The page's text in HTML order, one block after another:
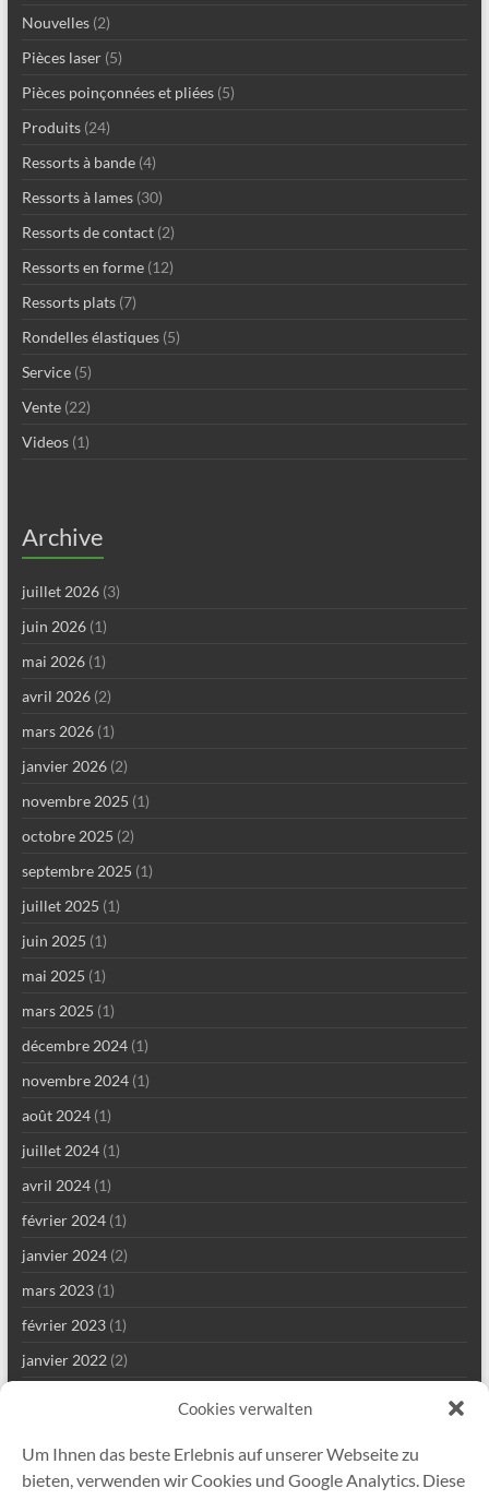
Cookies verwalten
Um Ihnen das beste Erlebnis auf unserer Webseite zu
bieten, verwenden wir Cookies und Google Analytics. Diese
Nouvelles(2)
Pièces laser(5)
Pièces poinçonnées et pliées(5)
Produits(24)
Ressorts à bande(4)
Ressorts à lames(30)
Ressorts de contact(2)
Ressorts en forme(12)
Ressorts plats(7)
Rondelles élastiques(5)
Service(5)
Vente(22)
Videos(1)
Archive
juillet 2026(3)
juin 2026(1)
mai 2026(1)
avril 2026(2)
mars 2026(1)
janvier 2026(2)
novembre 2025 (1)
octobre 2025 (2)
septembre 2025 (1)
juillet 2025 (1)
juin 2025 (1)
mai 2025 (1)
mars 2025 (1)
décembre 2024(1)
novembre 2024(1)
août 2024(1)
juillet 2024(1)
avril 2024(1)
février 2024(1)
janvier 2024(2)
mars 2023(1)
février 2023(1)
janvier 2022(2)
août 2021(4)